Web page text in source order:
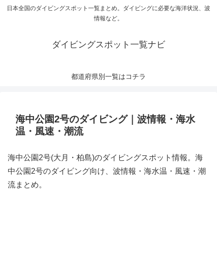
日本全国のダイビングスポット一覧まとめ。ダイビングに必要な海洋状況、波
情報など。
ダイビングスポット一覧ナビ
都道府県別一覧はコチラ
海中公園2号のダイビング｜波情報・海水
温・風速・潮流
海中公園2号(大月・柏島)のダイビングスポット情報。海
中公園2号のダイビング向け、波情報・海水温・風速・潮
流まとめ。